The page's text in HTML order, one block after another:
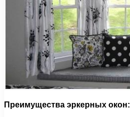
Преимущества эркерных окон: